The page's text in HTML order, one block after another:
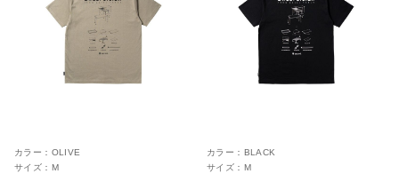
カラー： OLIVE
サイズ： M
カラー： BLACK
サイズ： M